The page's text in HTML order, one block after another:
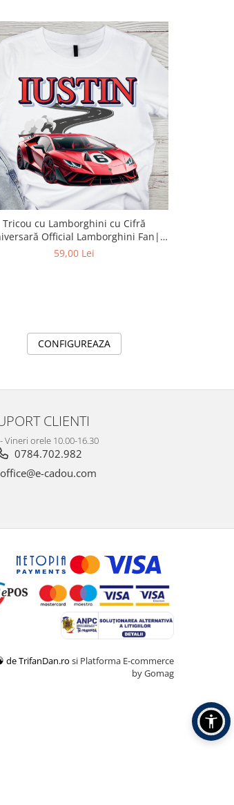
Tricou cu Lamborghini cu Cifră
Official Lamborghini Fan|
Cadou Personalizat e-CADOU
59,00 Lei
CONFIGUREAZA
CLIENTI
Vineri orele 10.00-16.30
0784.702.982
office@e-cadou.com
de TrifanDan.ro si Platforma E-commerce
by Gomag